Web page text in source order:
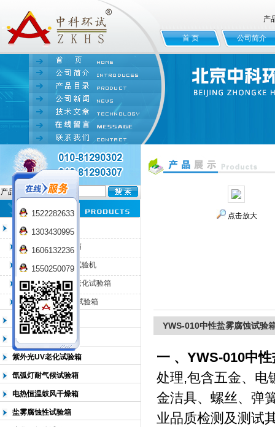
北京中科环试仪器有限公司
产
首 页 公司简介
产品名:
臭氧老化试验箱
QL-100臭氧老化箱
QL-225臭氧老化试验机
QL-500动态臭氧老化试验箱
QL-0*型臭氧老化试验箱
低温恒温试验箱
高低温检测试验箱
紫外光UV老化试验箱
氙弧灯耐气候试验箱
电热恒温鼓风干燥箱
盐雾腐蚀性试验箱
点击放大
YWS-010中性盐雾腐蚀试验
一 、YWS-010中
处理,包含五金、电
金洁具、螺丝、弹
业品质检测及测试
1522282633
1303430995
1606132236
1550250079